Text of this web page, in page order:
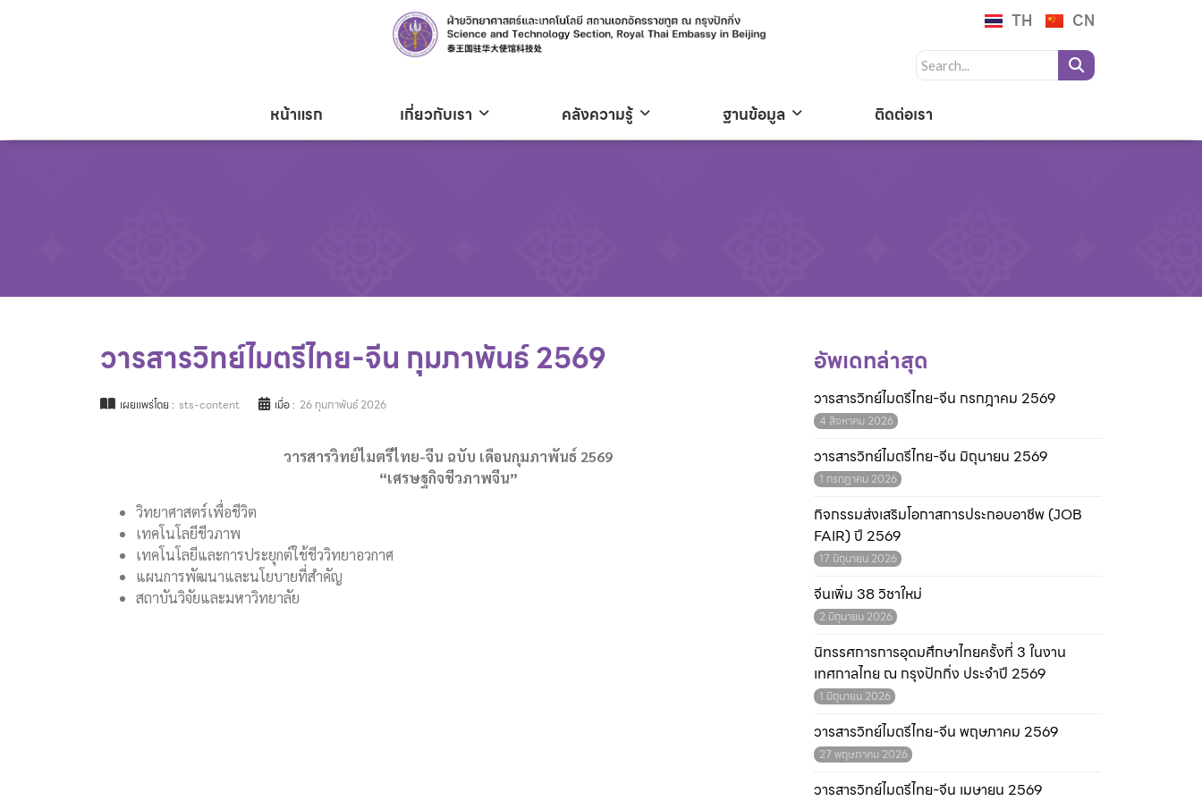
TH CN
หน้าแรก เกี่ยวกับเรา คลังความรู้ ฐานข้อมูล ติดต่อเรา
วารสารวิทย์ไมตรีไทย-จีน กุมภาพันธ์ 2569
เผยแพร่โดย : sts-content เมื่อ : 26 กุมภาพันธ์ 2026
วารสารวิทย์ไมตรีไทย-จีน ฉบับ เดือนกุมภาพันธ์ 2569
“เศรษฐกิจชีวภาพจีน”
วิทยาศาสตร์เพื่อชีวิต
เทคโนโลยีชีวภาพ
เทคโนโลยีและการประยุกต์ใช้ชีววิทยาอวกาศ
แผนการพัฒนาและนโยบายที่สำคัญ
สถาบันวิจัยและมหาวิทยาลัย
อัพเดทล่าสุด
วารสารวิทย์ไมตรีไทย-จีน กรกฎาคม 2569
4 สิงหาคม 2026
วารสารวิทย์ไมตรีไทย-จีน มิถุนายน 2569
1 กรกฎาคม 2026
กิจกรรมส่งเสริมโอกาสการประกอบอาชีพ (JOB
FAIR) ปี 2569
17 มิถุนายน 2026
จีนเพิ่ม 38 วิชาใหม่
2 มิถุนายน 2026
นิทรรศการการอุดมศึกษาไทยครั้งที่ 3 ในงาน
เทศกาลไทย ณ กรุงปักกิ่ง ประจำปี 2569
1 มิถุนายน 2026
วารสารวิทย์ไมตรีไทย-จีน พฤษภาคม 2569
27 พฤษภาคม 2026
วารสารวิทย์ไมตรีไทย-จีน เมษายน 2569